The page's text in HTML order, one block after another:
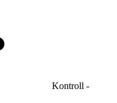
Kontroll -